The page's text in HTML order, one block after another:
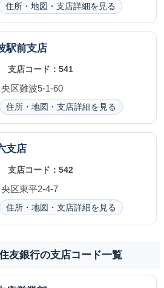
住所・地図・支店詳細を見る
駅前支店
支店コード：541
区難波5-1-60
住所・地図・支店詳細を見る
支店
支店コード：542
区東平2-4-7
住所・地図・支店詳細を見る
友銀行の支店コード一覧